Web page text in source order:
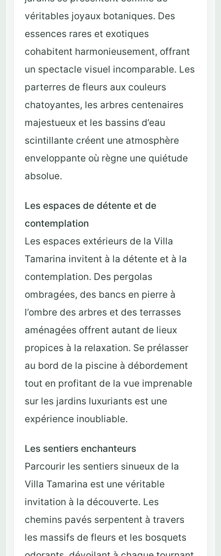
véritables joyaux botaniques. Des
essences rares et exotiques
cohabitent harmonieusement, offrant
un spectacle visuel incomparable. Les
parterres de fleurs aux couleurs
chatoyantes, les arbres centenaires
majestueux et les bassins d’eau
scintillante créent une atmosphère
enveloppante où règne une quiétude
absolue.
Les espaces de détente et de
contemplation
Les espaces extérieurs de la Villa
Tamarina invitent à la détente et à la
contemplation. Des pergolas
ombragées, des bancs en pierre à
l’ombre des arbres et des terrasses
aménagées offrent autant de lieux
propices à la relaxation. Se prélasser
au bord de la piscine à débordement
tout en profitant de la vue imprenable
sur les jardins luxuriants est une
expérience inoubliable.
Les sentiers enchanteurs
Parcourir les sentiers sinueux de la
Villa Tamarina est une véritable
invitation à la découverte. Les
chemins pavés serpentent à travers
les massifs de fleurs et les bosquets